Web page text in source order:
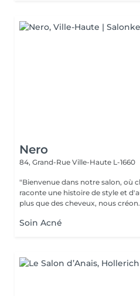
Nero
84, Grand-Rue Ville-Haute L-1660
"Bienvenue dans notre salon, où
raconte une histoire de style et
plus que des cheveux, nous
Soin Acné